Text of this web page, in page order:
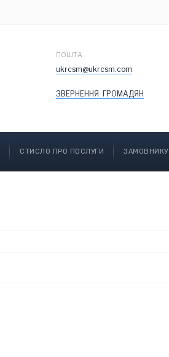
ПОШТА
ukrcsm@ukrcsm.com
ЗВЕРНЕННЯ ГРОМАДЯН
СТИСЛО ПРО ПОСЛУГИ ЗАМОВНИКУ